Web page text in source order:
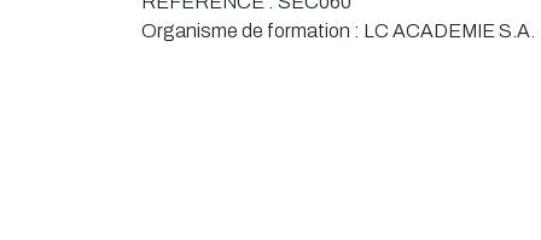
Organisme de formation : LC ACADEMIE S.A.